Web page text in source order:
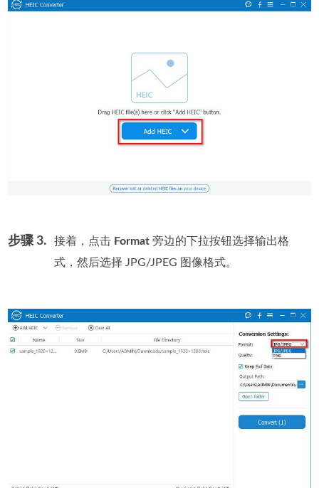
步骤 3. 接着，点击 Format 旁边的下拉按钮选择输出格
式，然后选择 JPG/JPEG 图像格式。